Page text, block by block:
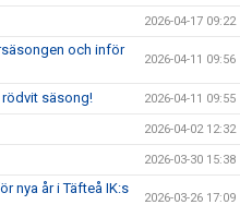
2026-04-17 09:22
och inför
2026-04-11 09:56
rödvit säsong! 2026-04-11 09:55
2026-04-02 12:32
2026-03-30 15:38
nya år i Täfteå IK:s
2026-03-26 17:09